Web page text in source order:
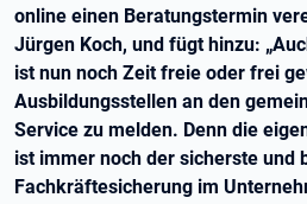
online einen Beratungstermin
Jürgen Koch, und fügt hinzu:
ist nun noch Zeit freie oder frei
Ausbildungsstellen an den
Service zu melden. Denn die
ist immer noch der sicherste und
Fachkräftesicherung im